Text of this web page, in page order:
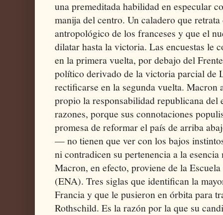
una premeditada habilidad en especular
manija del centro. Un caladero que
antropológico de los franceses y que el
dilatar hasta la victoria. Las encuestas le
en la primera vuelta, por debajo del
político derivado de la victoria parcial de
rectificarse en la segunda vuelta. Macron
propio la responsabilidad republicana del
razones, porque sus connotaciones
promesa de reformar el país de arriba
— no tienen que ver con los bajos
ni contradicen su pertenencia a la
Macron, en efecto, proviene de la
(ENA). Tres siglas que identifican la
Francia y que le pusieron en órbita para
Rothschild. Es la razón por la que su